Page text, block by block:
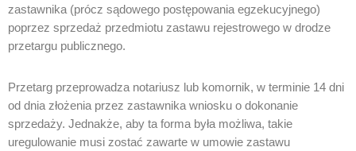
zastawnika (prócz sądowego postępowania egzekucyjnego)
poprzez sprzedaż przedmiotu zastawu rejestrowego w drodze
przetargu publicznego.
Przetarg przeprowadza notariusz lub komornik, w terminie 14 dni
od dnia złożenia przez zastawnika wniosku o dokonanie
sprzedaży. Jednakże, aby ta forma była możliwa, takie
uregulowanie musi zostać zawarte w umowie zastawu